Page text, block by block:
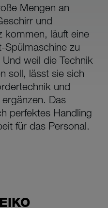
Mengen an
und
kommen, läuft eine
Spülmaschine zu
weil die Technik
soll, lässt sie sich
und
Das
perfektes Handling
für das Personal.